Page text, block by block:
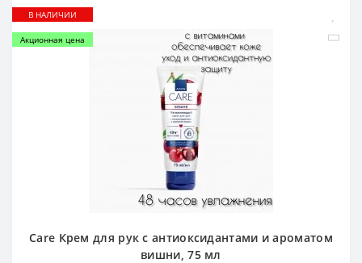
В НАЛИЧИИ
Акционная цена
Care Крем для рук с антиоксидантами и ароматом
вишни, 75 мл